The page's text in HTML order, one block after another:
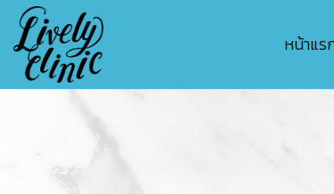
Skip
content
หน้าแร